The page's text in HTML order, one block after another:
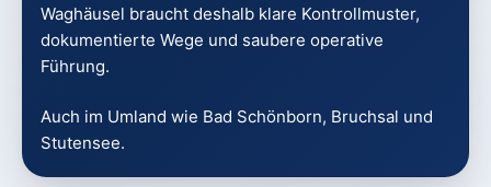
Waghäusel braucht deshalb klare Kontrollmuster,
dokumentierte Wege und saubere operative
Führung.
Auch im Umland wie Bad Schönborn, Bruchsal und
Stutensee.